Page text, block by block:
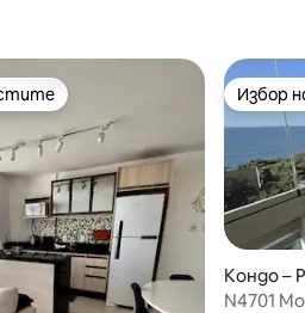
избор на гостите Избор
Избор
Кондо –
N4701